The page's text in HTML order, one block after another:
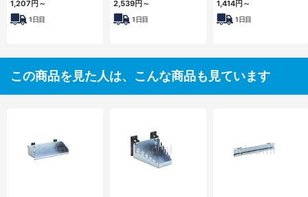
1,207円 ～
1日目
2,539円 ～
1日目
1,414円 ～
1日目
この商品を見た人は、こんな商品も見ています